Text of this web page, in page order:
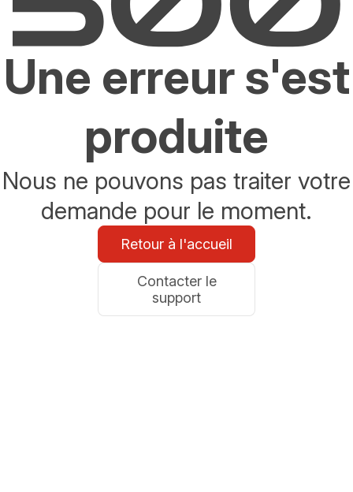
Une erreur s'est
produite
Nous ne pouvons pas traiter votre
demande pour le moment.
Retour à l'accueil
Contacter le
support